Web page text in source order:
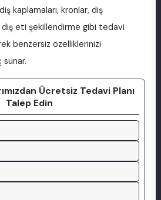
kaplamaları, kronlar, diş
eti şekillendirme gibi tedavi
benzersiz özelliklerinizi
Ücretsiz Tedavi Planı
Talep Edin